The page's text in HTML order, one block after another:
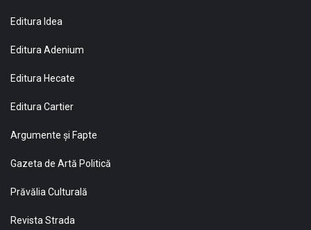
Editura Idea
Editura Adenium
Editura Hecate
Editura Cartier
Argumente și Fapte
Gazeta de Artă Politică
Prăvălia Culturală
Revista Strada